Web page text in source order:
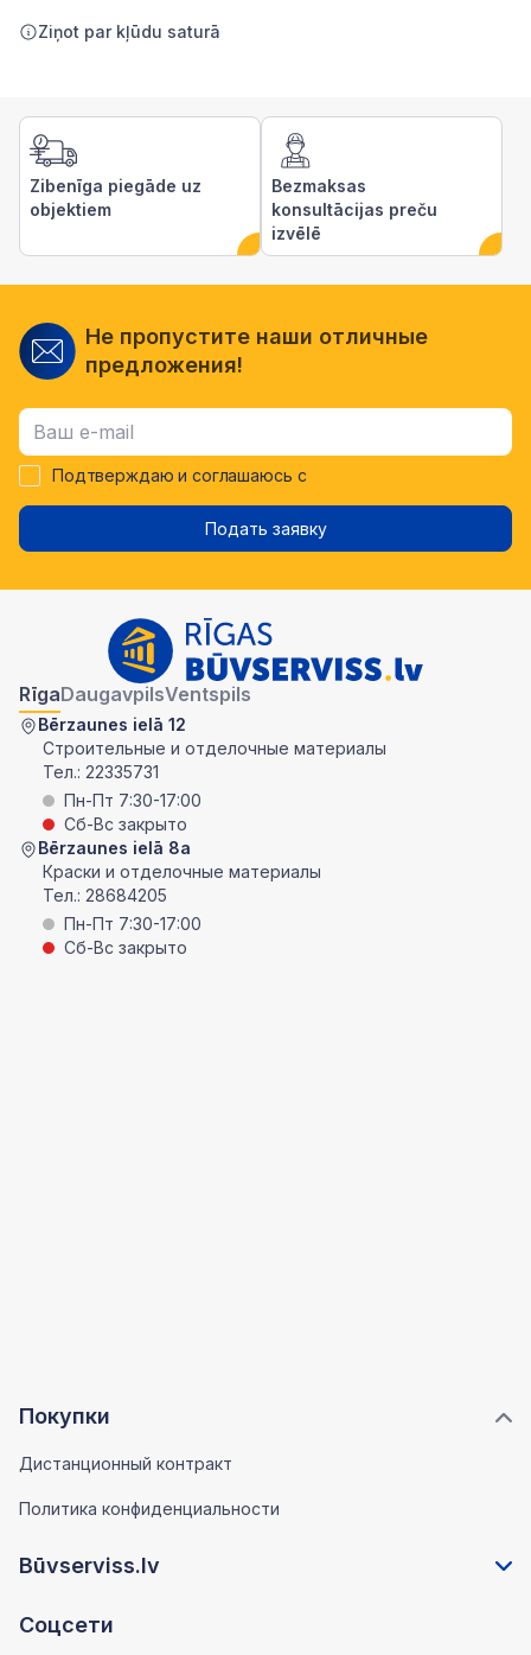
Ziņot par kļūdu saturā
Zibenīga piegāde uz
objektiem
Bezmaksas
konsultācijas preču
izvēlē
Не пропустите наши отличные
предложения!
Подтверждаю и соглашаюсь с
Подать заявку
Покупки
Дистанционный контракт
Политика конфиденциальности
Būvserviss.lv
Соцсети
RīgaDaugavpilsVentspils
Bērzaunes ielā 12
Строительные и отделочные материалы
Тел.: 22335731
Пн-Пт 7:30-17:00
Сб-Вс закрыто
Bērzaunes ielā 8a
Краски и отделочные материалы
Тел.: 28684205
Пн-Пт 7:30-17:00
Сб-Вс закрыто